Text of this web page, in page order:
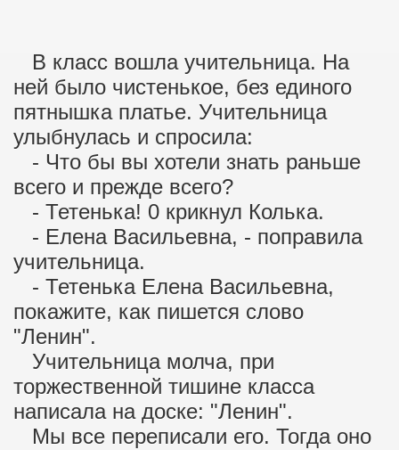
В класс вошла учительница. На
ней было чистенькое, без единого
пятнышка платье. Учительница
улыбнулась и спросила:
- Что бы вы хотели знать раньше
всего и прежде всего?
- Тетенька! 0 крикнул Колька.
- Елена Васильевна, - поправила
учительница.
- Тетенька Елена Васильевна,
покажите, как пишется слово
"Ленин".
Учительница молча, при
торжественной тишине класса
написала на доске: "Ленин".
Мы все переписали его. Тогда оно